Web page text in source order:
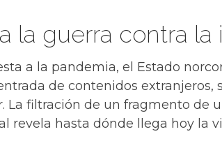
la guerra contra la
a la pandemia, el Estado
de contenidos
La filtración de un fragmento de
revela hasta dónde llega hoy la